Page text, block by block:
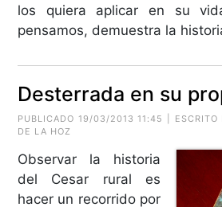
los quiera aplicar en su
pensamos, demuestra la
Desterrada en su
PUBLICADO 19/03/2013 11:45 | ESCRITO
DE LA HOZ
Observar la historia
del Cesar rural es
hacer un recorrido por